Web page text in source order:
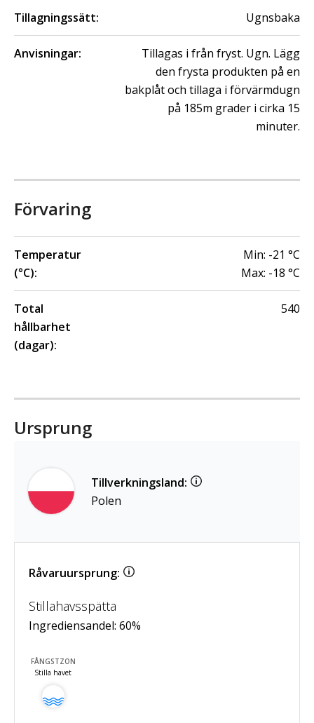
Tillagningssätt: Ugnsbaka
Anvisningar:
Tillagas i från fryst. Ugn. Lägg
den frysta produkten på en
bakplåt och tillaga i förvärmdugn
på 185m grader i cirka 15
minuter.
Förvaring
Temperatur
(°C):
Min: -21 °C
Max: -18 °C
Total
hållbarhet
(dagar):
540
Ursprung
Tillverkningsland:
Polen
Råvaruursprung:
Stillahavsspätta
Ingrediensandel: 60%
FÅNGSTZON
Stilla havet